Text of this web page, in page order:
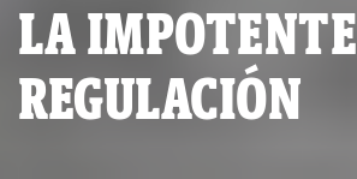
LA IMPOTENTE
REGULACIÓN